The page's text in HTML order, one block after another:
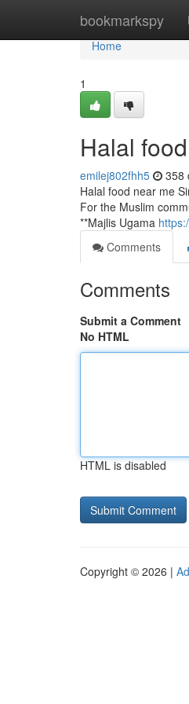
bookmarkspy
Home
Home
1
Halal
emilej802fhh5 358
Halal food near me
For the Muslim
**Majlis Ugama
Comments
Comments
Submit a Comment
No HTML
HTML is disabled
Copyright © 2026 |